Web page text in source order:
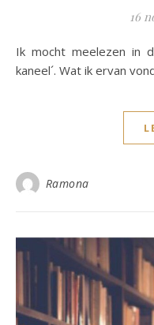
16
Ik mocht meelezen in de blogtour rondom ´een vleugje
kaneel´. Wat ik ervan
Ramona